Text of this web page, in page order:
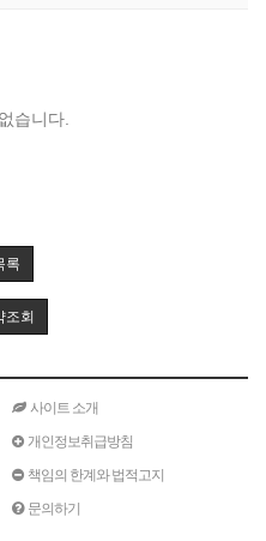
습니다.
록
조회
사이트 소개
개인정보취급방침
책임의 한계와 법적고지
문의하기